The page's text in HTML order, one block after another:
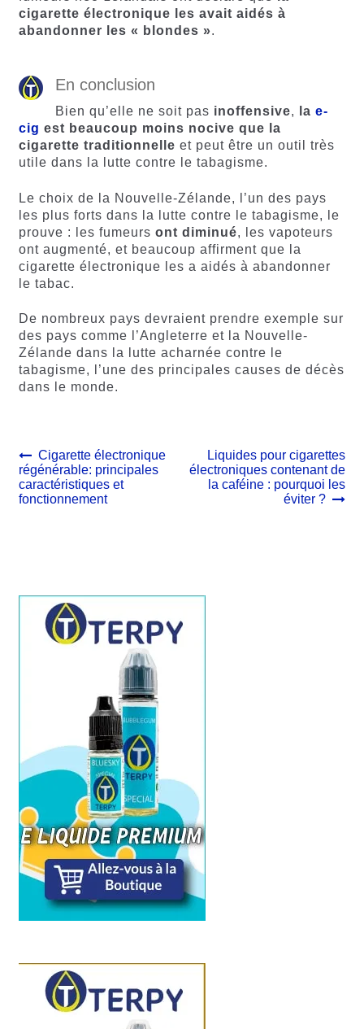
cigarette électronique les avait aidés à
abandonner les « blondes ».
En conclusion
Bien qu’elle ne soit pas inoffensive, la e-
cig est beaucoup moins nocive que la
cigarette traditionnelle et peut être un outil très
utile dans la lutte contre le tabagisme.
Le choix de la Nouvelle-Zélande, l’un des pays
les plus forts dans la lutte contre le tabagisme, le
prouve : les fumeurs ont diminué, les vapoteurs
ont augmenté, et beaucoup affirment que la
cigarette électronique les a aidés à abandonner
le tabac.
De nombreux pays devraient prendre exemple sur
des pays comme l’Angleterre et la Nouvelle-
Zélande dans la lutte acharnée contre le
tabagisme, l’une des principales causes de décès
dans le monde.
Navigation
de
l’article
Article
précédent :
Cigarette électronique
régénérable: principales
caractéristiques et
fonctionnement
Article
suivant :
Liquides pour cigarettes
électroniques contenant de
la caféine : pourquoi les
éviter ?